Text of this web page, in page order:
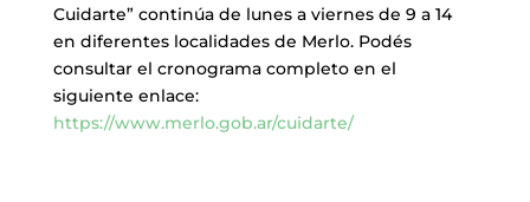
Cuidarte” continúa de lunes a viernes de 9 a 14
en diferentes localidades de Merlo. Podés
consultar el cronograma completo en el
siguiente enlace:
https://www.merlo.gob.ar/cuidarte/